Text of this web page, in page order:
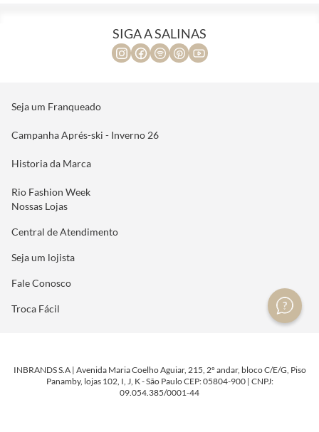
SIGA A SALINAS
Seja um Franqueado
Campanha Aprés-ski - Inverno 26
Historia da Marca
Rio Fashion Week
Nossas Lojas
Central de Atendimento
Seja um lojista
Fale Conosco
Troca Fácil
INBRANDS S.A | Avenida Maria Coelho Aguiar, 215, 2º andar, bloco C/E/G, Piso
Panamby, lojas 102, I, J, K - São Paulo CEP: 05804-900 | CNPJ:
09.054.385/0001-44